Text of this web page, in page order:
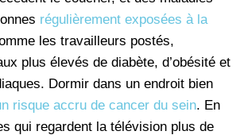
régulièrement exposées à la
les travailleurs postés,
plus élevés de diabète, d’obésité et
Dormir dans un endroit bien
risque accru de cancer du sein. En
qui regardent la télévision plus de